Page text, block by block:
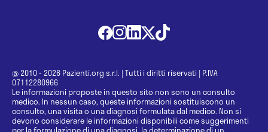
@ 2010 - 2026 Pazienti.org s.r.l. | Tutti i diritti riservati | P.IVA
07112280966
Le informazioni proposte in questo sito non sono un consulto
medico. In nessun caso, queste informazioni sostituiscono un
consulto, una visita o una diagnosi formulata dal medico. Non si
devono considerare le informazioni disponibili come suggerimenti